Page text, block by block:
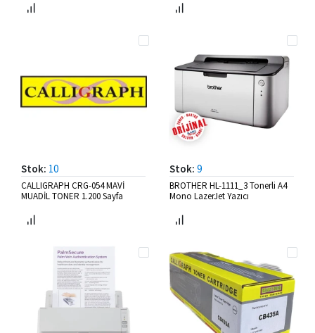
Stok: 10
CALLIGRAPH CRG-054 MAVİ
MUADİL TONER 1.200 Sayfa
Stok: 9
BROTHER HL-1111_3 Tonerli A4
Mono LazerJet Yazıcı